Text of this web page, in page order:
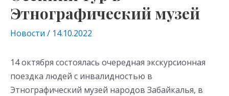
Этнографический музей
Новости / 14.10.2022
14 октября состоялась очередная экскурсионная
поездка людей с инвалидностью в
Этнографический музей народов Забайкалья, в